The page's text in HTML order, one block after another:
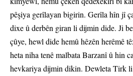
pêşiya gerîlayan bigirin. Gerîla hîn jî
dixe û derbên giran li dijmin dide. Ji
çûye, hewl dide hemû hêzên herêmê
heta niha tenê malbata Barzanî û hin
hevkariya dijmin dikin. Dewleta Tirk